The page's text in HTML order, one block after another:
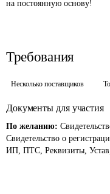
на постоянную основу!
Требования
Несколько поставщиков
Документы для участия
По желанию:
Свидетельство о
ИП, ПТС, Реквизиты,